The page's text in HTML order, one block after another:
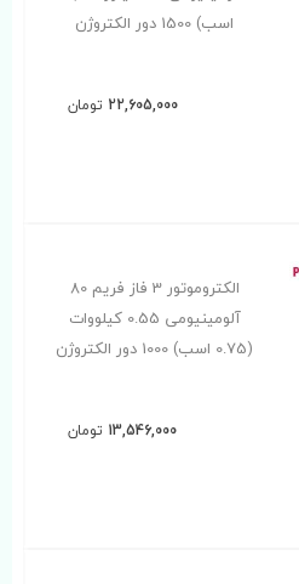
اسب) 1500 دور الکتروژن
22,605,000 تومان
الکتروموتور 3 فاز فریم 80
آلومینیومی 0.55 کیلووات
(0.75 اسب) 1000 دور الکتروژن
13,546,000 تومان